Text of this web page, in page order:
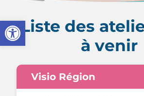
Liste des
à venir
Visio Région
Ouvrir la barre d’outils